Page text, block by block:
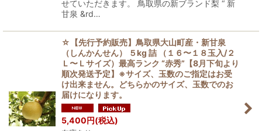
せていただきます。 鳥取県の新ブランド梨 “ 新
甘泉 &rd…
☆【先行予約販売】鳥取県大山町産・新甘泉
（しんかんせん） ５kg 詰 （１６〜１８玉入/２
Ｌ〜Ｌサイズ）最高ランク “赤秀”【8月下旬より
順次発送予定】※サイズ、玉数のご指定はお受
け出来ません。どちらかのサイズ、玉数でのお
届けになります。
5,400円(税込)